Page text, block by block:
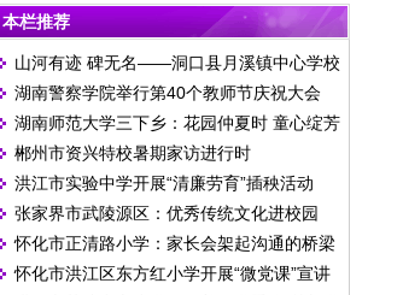
长”的高考答卷
本栏推荐
山河有迹 碑无名——洞口县月溪镇中心学校
举行清明祭英烈活动
湖南警察学院举行第40个教师节庆祝大会
湖南师范大学三下乡：花园仲夏时 童心绽芳
华
郴州市资兴特校暑期家访进行时
洪江市实验中学开展“清廉劳育”插秧活动
张家界市武陵源区：优秀传统文化进校园
怀化市正清路小学：家长会架起沟通的桥梁
怀化市洪江区东方红小学开展“微党课”宣讲